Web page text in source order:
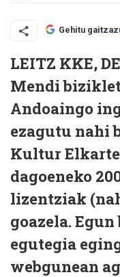
Gehitu
LEITZ KKE,
Mendi
Andoaingo
ezagutu nahi
Kultur
dagoeneko
lizentziak
goazela.
egutegia
webgunean